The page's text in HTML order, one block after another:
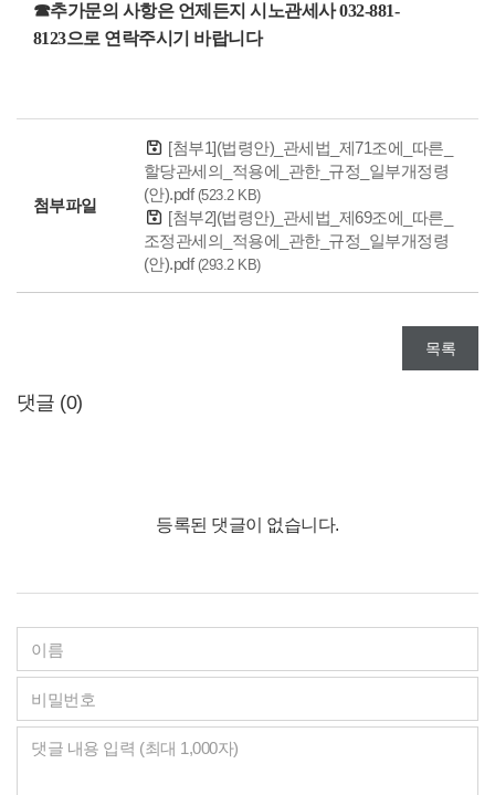
☎추가문의 사항은 언제든지 시노관세사 032-881-
8123으로 연락주시기 바랍니다
첨부파일
[첨부1](법령안)_관세법_제71조에_따른_
할당관세의_적용에_관한_규정_일부개정령
(안).pdf(523.2 KB)
[첨부2](법령안)_관세법_제69조에_따른_
조정관세의_적용에_관한_규정_일부개정령
(안).pdf(293.2 KB)
목록
댓글 (0)
등록된 댓글이 없습니다.